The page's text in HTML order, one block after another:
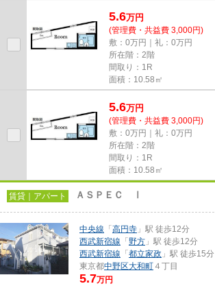
5.6万円
(管理費・共益費 3,000円)
敷：0万円｜礼：0万円
所在階：2階
間取り：1R
面積：10.58㎡
5.6万円
(管理費・共益費 3,000円)
敷：0万円｜礼：0万円
所在階：2階
間取り：1R
面積：10.58㎡
賃貸｜アパート ＡＳＰＥＣ Ⅰ
中央線 「 高円寺 」駅 徒歩12分
西武新宿線 「 野方 」駅 徒歩12分
西武新宿線 「 都立家政 」駅 徒歩15分
東京都中野区大和町 ４丁目
5.7万円